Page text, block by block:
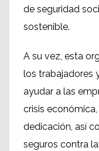
de seguridad
sostenible.
A su vez, esta
los trabajadores
ayudar a las
crisis
dedicación, así
seguros contra